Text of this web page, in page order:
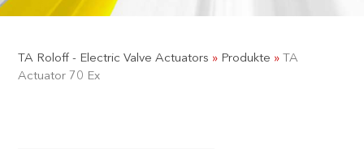
TA Roloff - Electric Valve Actuators » Produkte »TA
Actuator 70 Ex